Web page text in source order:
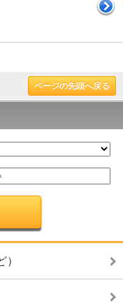
ページの先頭へ戻る